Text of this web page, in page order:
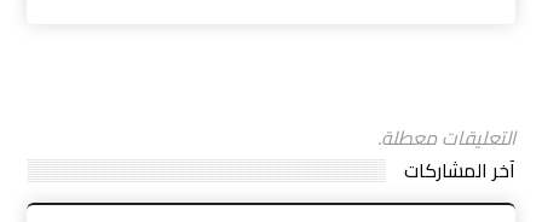
التعليقات معطلة.
آخر المشاركات